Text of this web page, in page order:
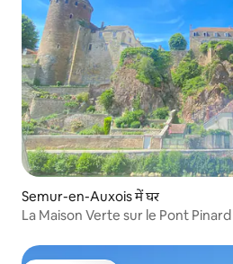
Semur-en-Auxois में घर
La Maison Verte sur le Pont Pinard